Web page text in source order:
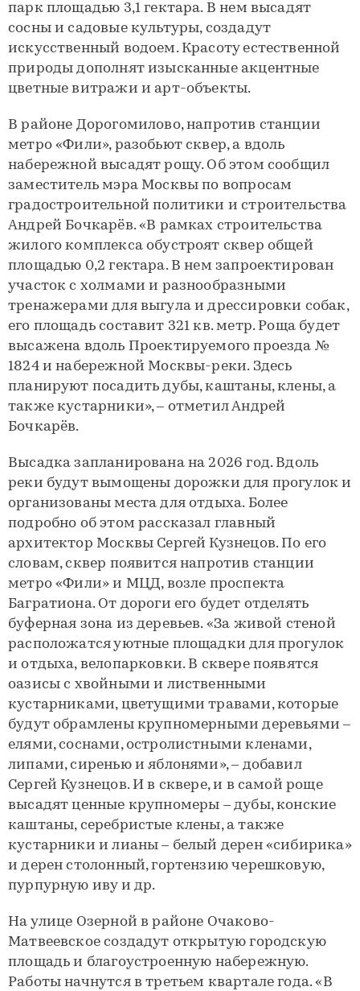
парк площадью 3,1 гектара. В нем высадят
сосны и садовые культуры, создадут
искусственный водоем. Красоту естественной
природы дополнят изысканные акцентные
цветные витражи и арт-объекты.
В районе Дорогомилово, напротив станции
метро «Фили», разобьют сквер, а вдоль
набережной высадят рощу. Об этом сообщил
заместитель мэра Москвы по вопросам
градостроительной политики и строительства
Андрей Бочкарёв. «В рамках строительства
жилого комплекса обустроят сквер общей
площадью 0,2 гектара. В нем запроектирован
участок с холмами и разнообразными
тренажерами для выгула и дрессировки собак,
его площадь составит 321 кв. метр. Роща будет
высажена вдоль Проектируемого проезда №
1824 и набережной Москвы-реки. Здесь
планируют посадить дубы, каштаны, клены, а
также кустарники», – отметил Андрей
Бочкарёв.
Высадка запланирована на 2026 год. Вдоль
реки будут вымощены дорожки для прогулок и
организованы места для отдыха. Более
подробно об этом рассказал главный
архитектор Москвы Сергей Кузнецов. По его
словам, сквер появится напротив станции
метро «Фили» и МЦД, возле проспекта
Багратиона. От дороги его будет отделять
буферная зона из деревьев. «За живой стеной
расположатся уютные площадки для прогулок
и отдыха, велопарковки. В сквере появятся
оазисы с хвойными и лиственными
кустарниками, цветущими травами, которые
будут обрамлены крупномерными деревьями –
елями, соснами, остролистными кленами,
липами, сиренью и яблонями», – добавил
Сергей Кузнецов. И в сквере, и в самой роще
высадят ценные крупномеры – дубы, конские
каштаны, серебристые клены, а также
кустарники и лианы – белый дерен «сибирика»
и дерен столонный, гортензию черешковую,
пурпурную иву и др.
На улице Озерной в районе Очаково-
Матвеевское создадут открытую городскую
площадь и благоустроенную набережную.
Работы начнутся в третьем квартале года. «В